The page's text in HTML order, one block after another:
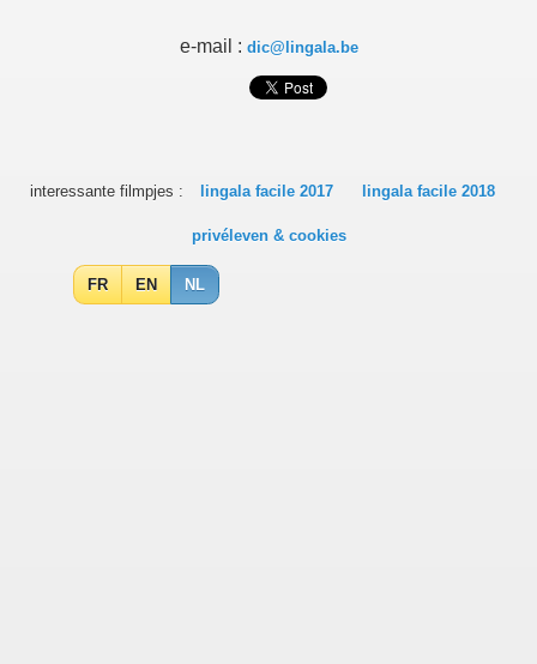
e-mail : dic@lingala.be
interessante filmpjes : lingala facile 2017 lingala facile 2018
privéleven & cookies
FR EN NL